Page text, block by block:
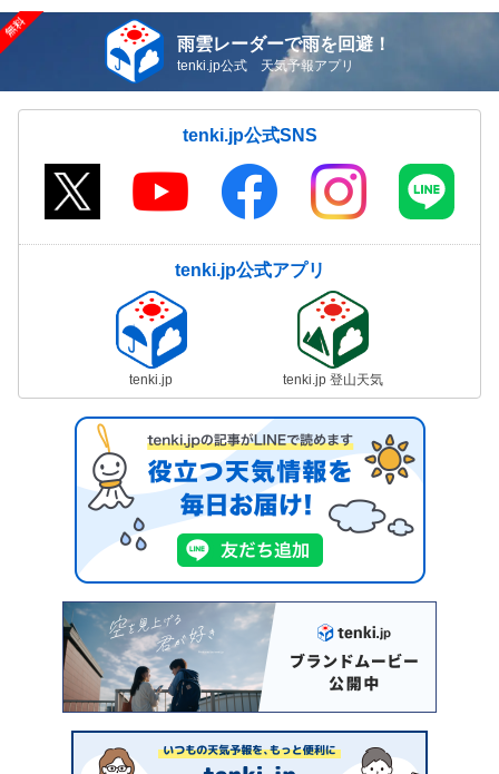
雨雲レーダーで雨を回避！
tenki.jp公式 天気予報アプリ
tenki.jp公式SNS
tenki.jp公式アプリ
tenki.jp tenki.jp 登山天気